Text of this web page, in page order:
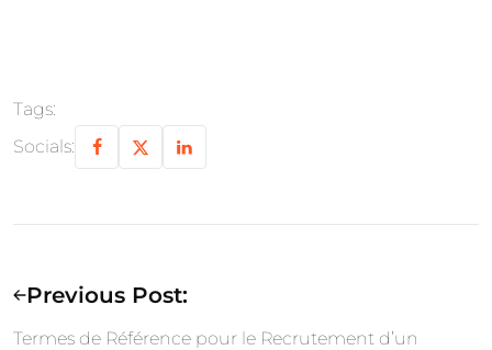
Tags:
Socials:
Previous Post:
Termes de Référence pour le Recrutement d’un